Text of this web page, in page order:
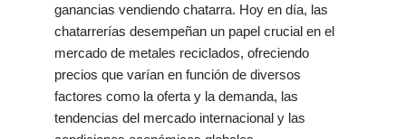
ganancias vendiendo chatarra. Hoy en día, las
chatarrerías desempeñan un papel crucial en el
mercado de metales reciclados, ofreciendo
precios que varían en función de diversos
factores como la oferta y la demanda, las
tendencias del mercado internacional y las